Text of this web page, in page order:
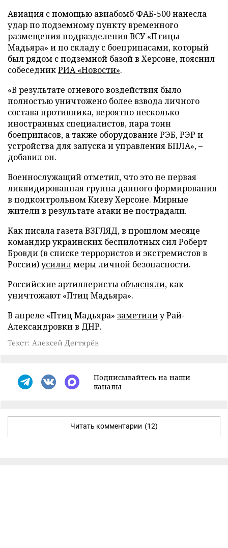
Авиация с помощью авиабомб ФАБ-500 нанесла
удар по подземному пункту временного
размещения подразделения ВСУ «Птицы
Мадьяра» и по складу с боеприпасами, который
был рядом с подземной базой в Херсоне, пояснил
собеседникРИА «Новости».
«В результате огневого воздействия было
полностью уничтожено более взвода личного
состава противника, вероятно несколько
иностранных специалистов, пара тонн
боеприпасов, а также оборудование РЭБ, РЭР и
устройства для запуска и управления БПЛА», –
добавил он.
Военнослужащий отметил, что это не первая
ликвидированная группа данного формирования
в подконтрольном Киеву Херсоне. Мирные
жители в результате атаки не пострадали.
Как писала газета ВЗГЛЯД, в прошлом месяце
командир украинских беспилотных сил Роберт
Бровди (в списке террористов и экстремистов в
России)усилилмеры личной безопасности.
Российские артиллеристы объясняли, как
уничтожают «Птиц Мадьяра».
В апреле «Птиц Мадьяра» заметилиу Рай-
Александровки в ДНР.
Текст: Алексей Дегтярёв
Подписывайтесь на наши
каналы
Читать комментарии (12)